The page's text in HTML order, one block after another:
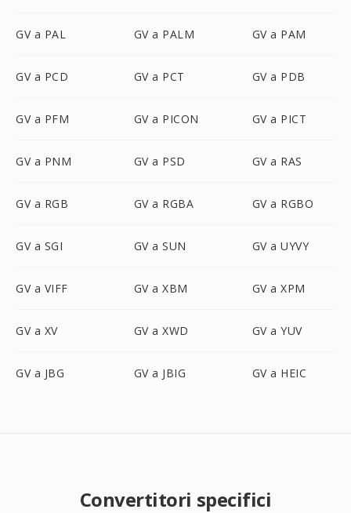
GV a PAL GV a PALM GV a PAM
GV a PCD GV a PCT GV a PDB
GV a PFM GV a PICON GV a PICT
GV a PNM GV a PSD GV a RAS
GV a RGB GV a RGBA GV a RGBO
GV a SGI GV a SUN GV a UYVY
GV a VIFF GV a XBM GV a XPM
GV a XV GV a XWD GV a YUV
GV a JBG GV a JBIG GV a HEIC
Convertitori specifici